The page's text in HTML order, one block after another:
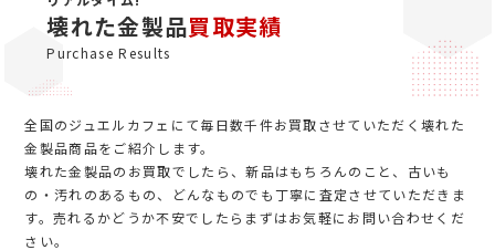
壊れた金製品買取実績
Purchase Results
全国のジュエルカフェにて毎日数千件お買取させていただく壊れた
金製品商品をご紹介します。
壊れた金製品のお買取でしたら、新品はもちろんのこと、古いも
の・汚れのあるもの、どんなものでも丁寧に査定させていただきま
す。売れるかどうか不安でしたらまずはお気軽にお問い合わせくだ
さい。